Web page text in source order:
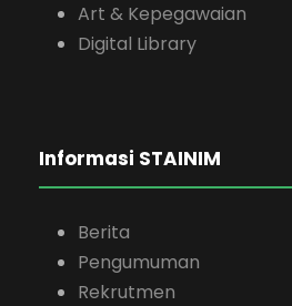
Art & Kepegawaian
Digital Library
Informasi STAINIM
Berita
Pengumuman
Rekrutmen